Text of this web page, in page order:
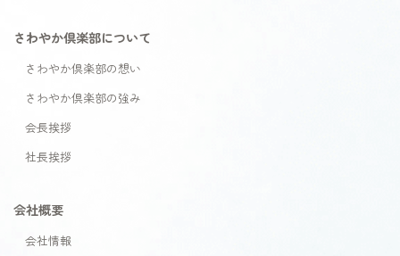
さわやか倶楽部について
さわやか倶楽部の想い
さわやか倶楽部の強み
会長挨拶
社長挨拶
会社概要
会社情報